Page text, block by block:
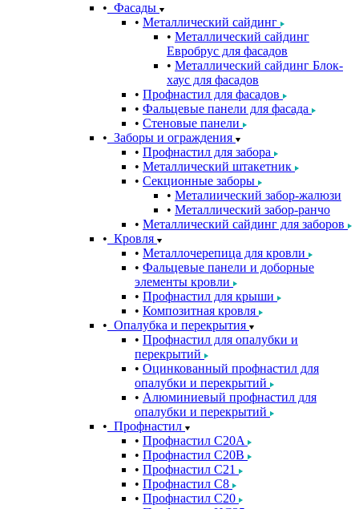
Фасады
Металлический сайдинг
Металлический сайдинг
Евробрус для фасадов
Металлический сайдинг Блок-
хаус для фасадов
Профнастил для фасадов
Фальцевые панели для фасада
Стеновые панели
Заборы и ограждения
Профнастил для забора
Металлический штакетник
Секционные заборы
Металиический забор-жалюзи
Металлический забор-ранчо
Металлический сайдинг для заборов
Кровля
Металлочерепица для кровли
Фальцевые панели и доборные
элементы кровли
Профнастил для крыши
Композитная кровля
Опалубка и перекрытия
Профнастил для опалубки и
перекрытий
Оцинкованный профнастил для
опалубки и перекрытий
Алюминиевый профнастил для
опалубки и перекрытий
Профнастил
Профнастил С20A
Профнастил С20B
Профнастил С21
Профнастил С8
Профнастил С20